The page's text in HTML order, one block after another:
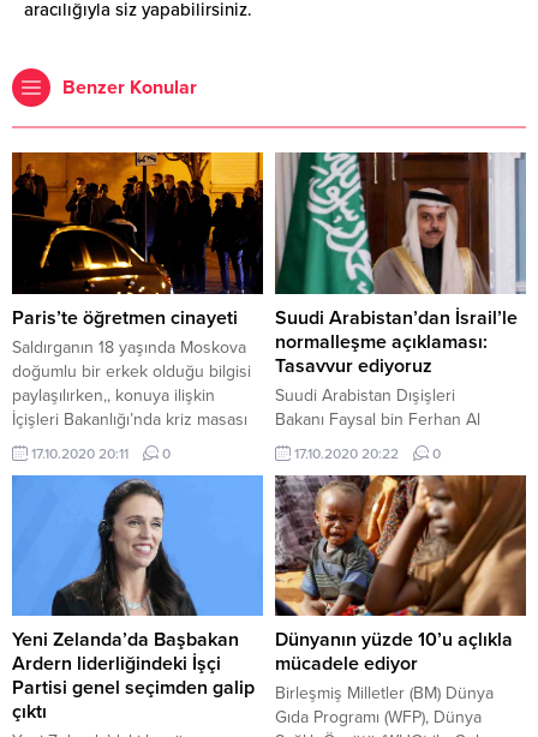
aracılığıyla siz yapabilirsiniz.
Benzer Konular
Paris’te öğretmen cinayeti
Saldırganın 18 yaşında Moskova
doğumlu bir erkek olduğu bilgisi
paylaşılırken,, konuya ilişkin
İçişleri Bakanlığı’nda kriz masası
oluşturuldu. Saldırganın
Eragny(Erani) isimli bir örgüte üye
olduğu açıklandı. Cumhurbaşkanı
Emmanuel Macron olay yerini
ziyaret etti. Öğretmen daha önce
bazı öğrencilerin velilerinden
tehdit aldığı için polise şikayette
bulunduğu,, bazı velilerin ise
öğretmenin istifasını talep...
17.10.2020 20:11 0
Suudi Arabistan’dan İsrail’le
normalleşme açıklaması:
Tasavvur ediyoruz
Suudi Arabistan Dışişleri
Bakanı Faysal bin Ferhan Al
Suud, yolun sonunda İsrail'le
normalleşmenin olacağını bildirdi.
17.10.2020 20:22 0
Yeni Zelanda’da Başbakan
Ardern liderliğindeki İşçi
Partisi genel seçimden galip
çıktı
Dünyanın yüzde 10’u açlıkla
mücadele ediyor
Birleşmiş Milletler (BM) Dünya
Gıda Programı (WFP), Dünya